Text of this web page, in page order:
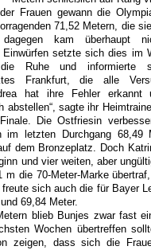
Frauen gewann die
71,52 Metern, die
dagegen kam überhaupt
Einwürfen setzte sich dies im
Ruhe und informierte
Frankfurt, die alle
hat ihre Fehler
abstellen“, sagte ihr
Die Ostfriesin
im letzten Durchgang
dem Bronzeplatz. Doch
und vier weiten, aber
m die 70-Meter-Marke
sich auch die für Bayer
69,84 Meter.
blieb Bunjes zwar fast
Wochen übertreffen
zeigen, dass sich die